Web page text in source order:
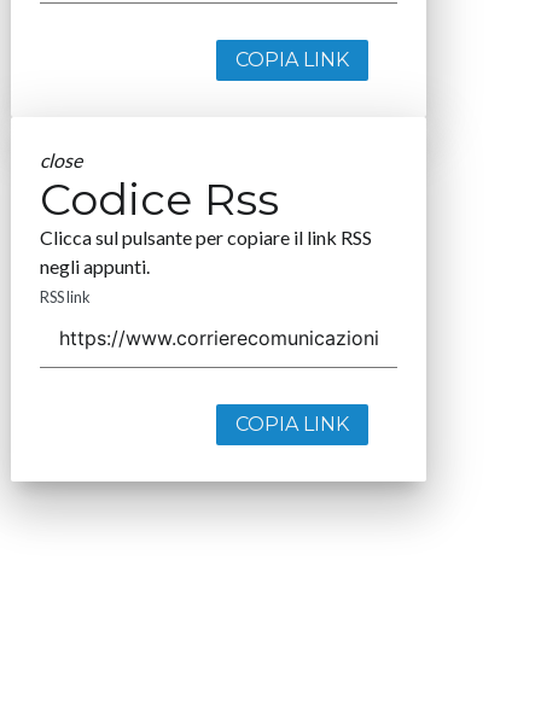
COPIA LINK
close
Codice Rss
Clicca sul pulsante per copiare il link RSS
negli appunti.
RSS link
COPIA LINK